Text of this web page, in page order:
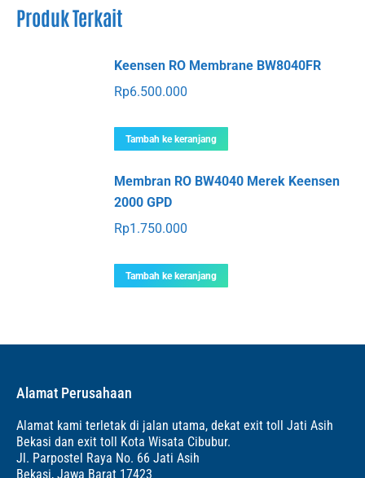
Produk Terkait
Keensen RO Membrane BW8040FR
Rp6.500.000
Tambah ke keranjang
Membran RO BW4040 Merek Keensen
2000 GPD
Rp1.750.000
Tambah ke keranjang
Alamat Perusahaan
Alamat kami terletak di jalan utama, dekat exit toll Jati Asih
Bekasi dan exit toll Kota Wisata Cibubur.
Jl. Parpostel Raya No. 66 Jati Asih
Bekasi, Jawa Barat 17423